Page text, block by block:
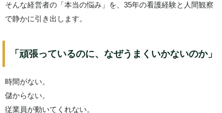
そんな経営者の「本当の悩み」を、35年の看護経験と人間観察
で静かに引き出します。
「頑張っているのに、なぜうまくいかないのか」
時間がない。
儲からない。
従業員が動いてくれない。